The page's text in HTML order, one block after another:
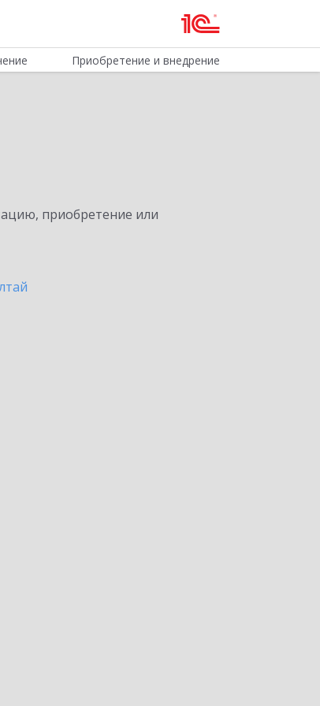
Приобретение и внедрение
приобретение или